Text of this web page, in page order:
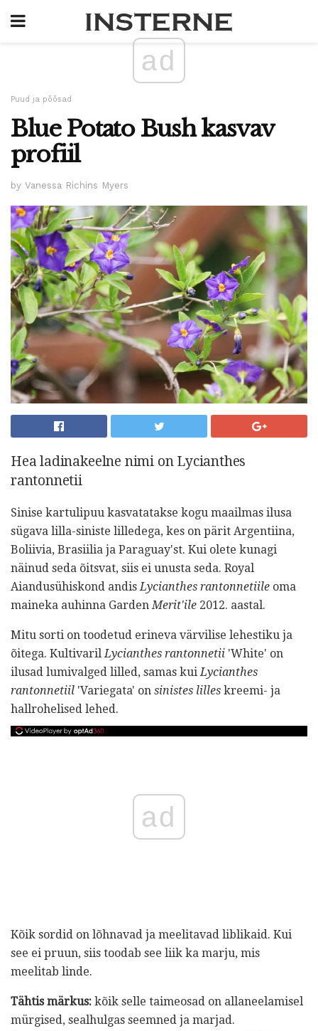
ad
Puud ja põõsad
Blue Potato Bush kasvav
profiil
by Vanessa Richins Myers
Hea ladinakeelne nimi on Lycianthes
rantonnetii
Sinise kartulipuu kasvatatakse kogu maailmas ilusa
sügava lilla-siniste lilledega, kes on pärit Argentiina,
Boliivia, Brasiilia ja Paraguay'st. Kui olete kunagi
näinud seda õitsvat, siis ei unusta seda. Royal
Aiandusühiskond andisLycianthes rantonnetiile oma
maineka auhinna GardenMerit'ile 2012. aastal.
Mitu sorti on toodetud erineva värvilise lehestiku ja
õitega. KultivarilLycianthes rantonnetii 'White' on
ilusad lumivalged lilled, samas kuiLycianthes
rantonnetiil 'Variegata' on sinistes lilles kreemi- ja
hallrohelised lehed.
ad
Kõik sordid on lõhnavad ja meelitavad liblikaid. Kui
see ei pruun, siis toodab see liik ka marju, mis
meelitab linde.
Tähtis märkus: kõik selle taimeosad on allaneelamisel
mürgised, sealhulgas seemned ja marjad.